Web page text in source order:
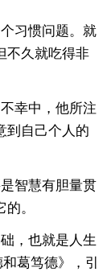
习惯问题。就
不久就吃得非
幸中，他所注
到自己个人的
智慧有胆量贯
。
，也就是人生
葛笃德》，引